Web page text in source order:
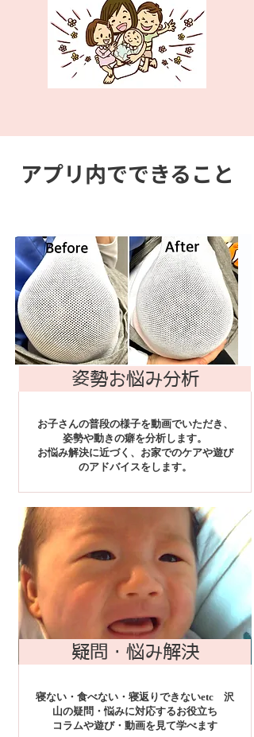
アプリ内でできること
姿勢お悩み分析
お子さんの普段の様子を動画でいただき、
姿勢や動きの癖を分析します。
お悩み解決に近づく、お家でのケアや遊び
のアドバイスをします。
疑問・悩み解決
寝ない・食べない・寝返りできないetc 沢
山の疑問・悩みに対応するお役立ち
コラムや遊び・動画を見て学べます